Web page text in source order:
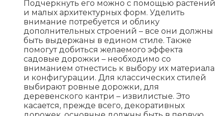
Подчеркнуть его можно с помощью растений
и малых архитектурных форм. Уделить
внимание потребуется и облику
дополнительных строений – все они должны
быть выдержаны в едином стиле. Также
помогут добиться желаемого эффекта
садовые дорожки – необходимо со
вниманием отнестись к выбору их материала
и конфигурации. Для классических стилей
выбирают ровные дорожки, для
деревенского кантри – извилистые. Это
касается, прежде всего, декоративных